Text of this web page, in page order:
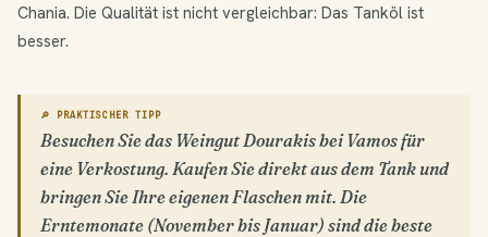
Chania. Die Qualität ist nicht vergleichbar: Das Tanköl ist
besser.
🔎 PRAKTISCHER TIPP
Besuchen Sie das Weingut Dourakis bei Vamos für
eine Verkostung. Kaufen Sie direkt aus dem Tank und
bringen Sie Ihre eigenen Flaschen mit. Die
Erntemonate (November bis Januar) sind die beste